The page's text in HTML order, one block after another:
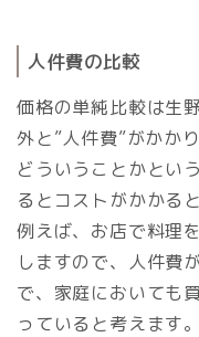
人件費の比較
価格の単純比較は生
外と”人件費”がかかり
どういうことかとい
るとコストがかかる
例えば、お店で料理
しますので、人件費
で、家庭においても
っていると考えます。